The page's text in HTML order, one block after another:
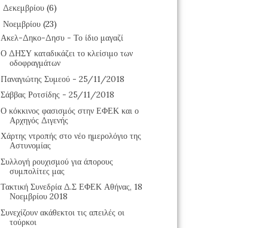
Δεκεμβρίου (6)
Νοεμβρίου (23)
Ακελ-Δηκο-Δησυ - Το ίδιο μαγαζί
Ο ΔΗΣΥ καταδικάζει το κλείσιμο των
οδοφραγμάτων
Παναγιώτης Συμεού - 25/11/2018
Σάββας Ροτσίδης - 25/11/2018
Ο κόκκινος φασισμός στην ΕΦΕΚ και ο
Αρχηγός Διγενής
Χάρτης ντροπής στο νέο ημερολόγιο της
Αστυνομίας
Συλλογή ρουχισμού για άπορους
συμπολίτες μας
Τακτική Συνεδρία Δ.Σ ΕΦΕΚ Αθήνας, 18
Νοεμβρίου 2018
Συνεχίζουν ακάθεκτοι τις απειλές οι
τούρκοι